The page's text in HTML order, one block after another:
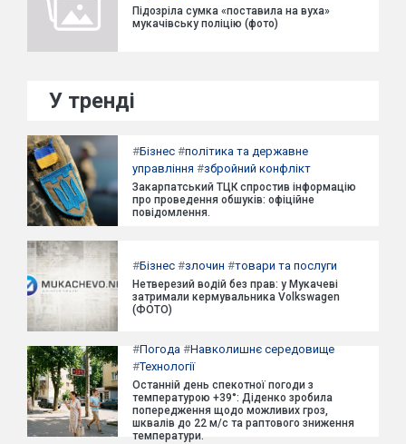
Підозріла сумка «поставила на вуха»
мукачівську поліцію (фото)
У тренді
#Бізнес #політика та державне
управління #збройний конфлікт
Закарпатський ТЦК спростив інформацію
про проведення обшуків: офіційне
повідомлення.
#Бізнес #злочин #товари та послуги
Нетверезий водій без прав: у Мукачеві
затримали кермувальника Volkswagen
(ФОТО)
#Погода #Навколишнє середовище
#Технології
Останній день спекотної погоди з
температурою +39°: Діденко зробила
попередження щодо можливих гроз,
шквалів до 22 м/с та раптового зниження
температури.